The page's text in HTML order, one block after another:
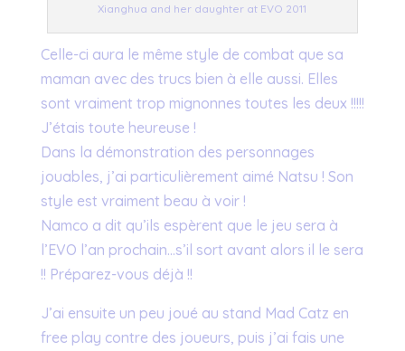
Xianghua and her daughter at EVO 2011
Celle-ci aura le même style de combat que sa
maman avec des trucs bien à elle aussi. Elles
sont vraiment trop mignonnes toutes les deux !!!!!
J’étais toute heureuse !
Dans la démonstration des personnages
jouables, j’ai particulièrement aimé Natsu ! Son
style est vraiment beau à voir !
Namco a dit qu’ils espèrent que le jeu sera à
l’EVO l’an prochain…s’il sort avant alors il le sera
!! Préparez-vous déjà !!
J’ai ensuite un peu joué au stand Mad Catz en
free play contre des joueurs, puis j’ai fais une